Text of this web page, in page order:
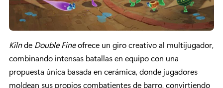
Kilnde Double Fineofrece un giro creativo al multijugador,
combinando intensas batallas en equipo con una
propuesta única basada en cerámica, donde jugadores
moldean sus propios combatientes de barro, convirtiendo